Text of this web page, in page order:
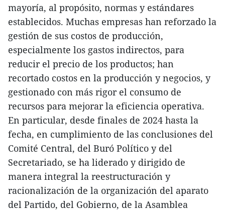
mayoría, al propósito, normas y estándares
establecidos. Muchas empresas han reforzado la
gestión de sus costos de producción,
especialmente los gastos indirectos, para
reducir el precio de los productos; han
recortado costos en la producción y negocios, y
gestionado con más rigor el consumo de
recursos para mejorar la eficiencia operativa.
En particular, desde finales de 2024 hasta la
fecha, en cumplimiento de las conclusiones del
Comité Central, del Buró Político y del
Secretariado, se ha liderado y dirigido de
manera integral la reestructuración y
racionalización de la organización del aparato
del Partido, del Gobierno, de la Asamblea